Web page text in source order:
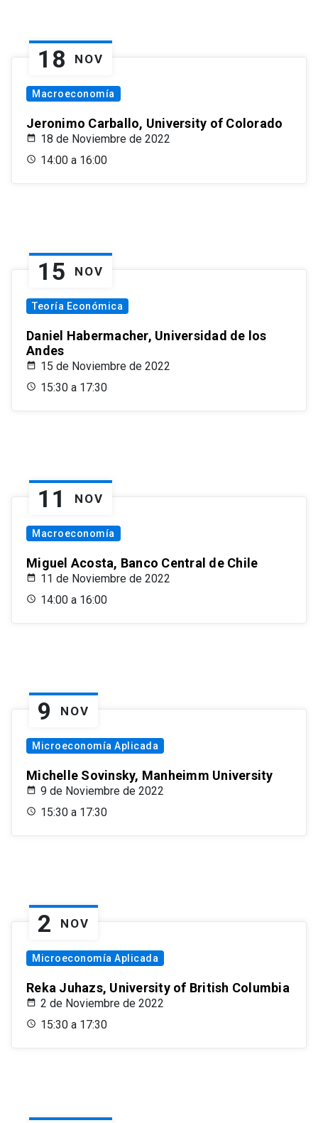
18 NOV
Macroeconomía
Jeronimo Carballo, University of Colorado
18 de Noviembre de 2022
14:00 a 16:00
15 NOV
Teoría Económica
Daniel Habermacher, Universidad de los
Andes
15 de Noviembre de 2022
15:30 a 17:30
11 NOV
Macroeconomía
Miguel Acosta, Banco Central de Chile
11 de Noviembre de 2022
14:00 a 16:00
9 NOV
Microeconomía Aplicada
Michelle Sovinsky, Manheimm University
9 de Noviembre de 2022
15:30 a 17:30
2 NOV
Microeconomía Aplicada
Reka Juhazs, University of British Columbia
2 de Noviembre de 2022
15:30 a 17:30